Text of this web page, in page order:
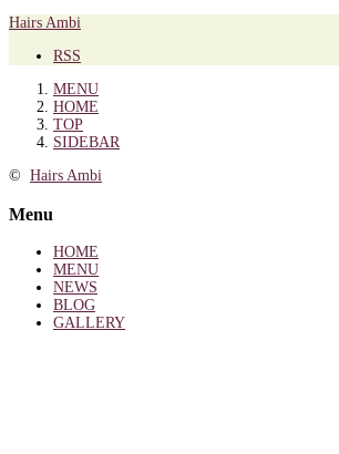
Hairs Ambi
RSS
MENU
HOME
TOP
SIDEBAR
© Hairs Ambi
Menu
HOME
MENU
NEWS
BLOG
GALLERY